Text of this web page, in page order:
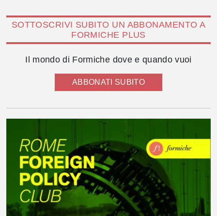
SOTTOSCRIVI SUBITO UN ABBONAMENTO A
FORMICHE PLUS
Il mondo di Formiche dove e quando vuoi
ABBONATI SUBITO